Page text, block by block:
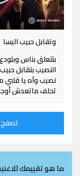
وتقابل حبيب اليسا
بتتعلق بناس
النصيب بتقابل
نصيب وآه يا قلبي
تحلف ماتعدش
تصفح
ما هو تقييمك